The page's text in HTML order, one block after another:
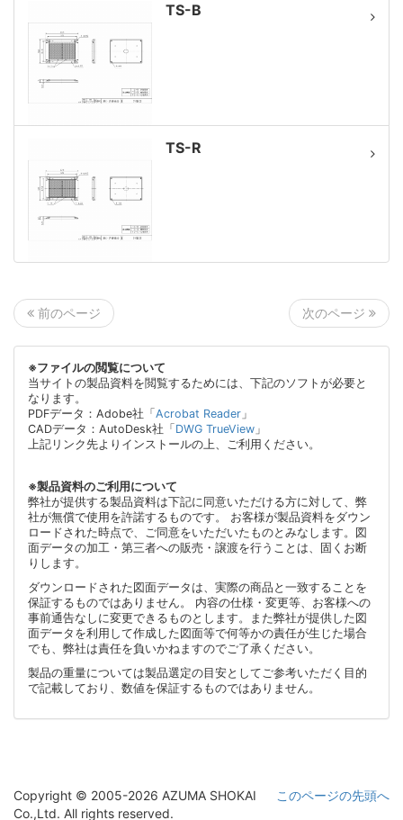
TS-B
TS-R
前のページ 次のページ
※ファイルの閲覧について
当サイトの製品資料を閲覧するためには、下記のソフトが必要と
なります。
PDFデータ：Adobe社「 Acrobat Reader 」
CADデータ：AutoDesk社「 DWG TrueView 」
上記リンク先よりインストールの上、ご利用ください。
※製品資料のご利用について
弊社が提供する製品資料は下記に同意いただける方に対して、弊
社が無償で使用を許諾するものです。 お客様が製品資料をダウン
ロードされた時点で、ご同意をいただいたものとみなします。図
面データの加工・第三者への販売・譲渡を行うことは、固くお断
りします。
ダウンロードされた図面データは、実際の商品と一致することを
保証するものではありません。 内容の仕様・変更等、お客様への
事前通告なしに変更できるものとします。また弊社が提供した図
面データを利用して作成した図面等で何等かの責任が生じた場合
でも、弊社は責任を負いかねますのでご了承ください。
製品の重量については製品選定の目安としてご参考いただく目的
で記載しており、数値を保証するものではありません。
このページの先頭へ
Copyright © 2005-2026 AZUMA SHOKAI
Co.,Ltd. All rights reserved.